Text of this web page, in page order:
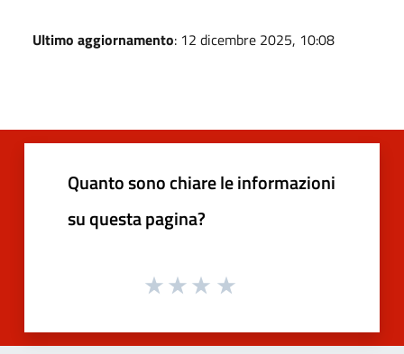
Ultimo aggiornamento: 12 dicembre 2025, 10:08
Quanto sono chiare le informazioni
su questa pagina?